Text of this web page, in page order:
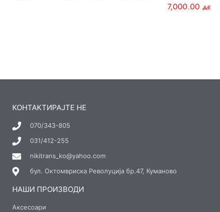
7,000.00 ден
КОНТАКТИРАЈТЕ НЕ
070/343-805
031/412-255
nikitrans_ko@yahoo.com
бул. Октомвриска Револуција бр.47, Куманово
НАШИ ПРОИЗВОДИ
Аксесоари